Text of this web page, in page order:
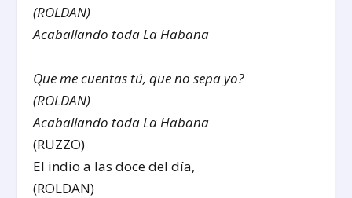
(ROLDAN)
Acaballando toda La Habana
Que me cuentas tú, que no sepa yo?
(ROLDAN)
Acaballando toda La Habana
(RUZZO)
El indio a las doce del día,
(ROLDAN)